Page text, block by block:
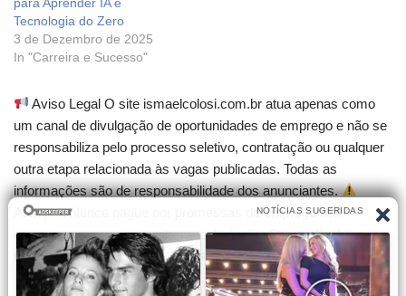
Tecnologia do Zero
3 de Dezembro de 2025
In "Carreira e Sucesso"
Aviso Legal O site ismaelcolosi.com.br atua apenas como
um canal de divulgação de oportunidades de emprego e não se
responsabiliza pelo processo seletivo, contratação ou qualquer
outra etapa relacionada às vagas publicadas. Todas as
informações são de responsabilidade dos anunciantes.
Atenção! Nunca pague por promessas de emprego nem
compre cursos que garantam contratação. Desconfie de
qualquer cobrança para participar de seleções.